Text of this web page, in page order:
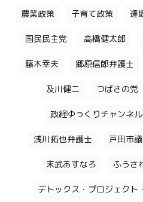
農業政策 子育て政策 逢
国民民主党 高橋健太郎
藤木幸夫 郷原信郎弁護士
及川健二 つばさの党
政経ゆっくりチャンネル
浅川拓也弁護士 戸田市
末武あすなろ ふうさ
デトックス・プロジェクト